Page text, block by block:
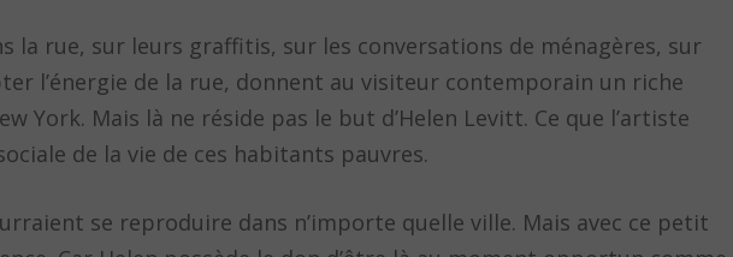
la rue, sur leurs graffitis, sur les conversations de ménagères, sur
l’énergie de la rue, donnent au visiteur contemporain un riche
York. Mais là ne réside pas le but d’Helen Levitt. Ce que l’artiste
de la vie de ces habitants pauvres.
se reproduire dans n’importe quelle ville. Mais avec ce petit